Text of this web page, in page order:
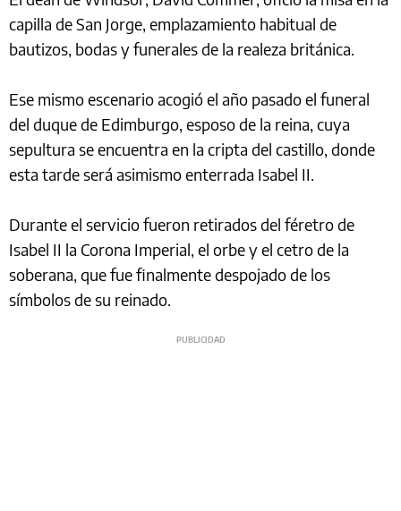
capilla de San Jorge, emplazamiento habitual de
bautizos, bodas y funerales de la realeza británica.
Ese mismo escenario acogió el año pasado el funeral
del duque de Edimburgo, esposo de la reina, cuya
sepultura se encuentra en la cripta del castillo, donde
esta tarde será asimismo enterrada Isabel II.
Durante el servicio fueron retirados del féretro de
Isabel II la Corona Imperial, el orbe y el cetro de la
soberana, que fue finalmente despojado de los
símbolos de su reinado.